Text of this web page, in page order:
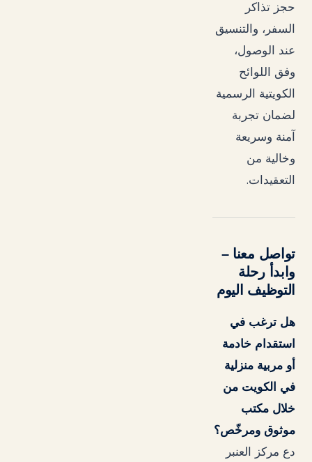
حجز تذاكر
السفر، والتنسيق
عند الوصول،
وفق اللوائح
الكويتية الرسمية
لضمان تجربة
آمنة وسريعة
وخالية من
التعقيدات.
تواصل معنا –
وابدأ رحلة
التوظيف اليوم
هل ترغب في
استقدام خادمة
أو مربية منزلية
في الكويت من
خلال مكتب
موثوق ومرخّص؟
دع مركز العنبر